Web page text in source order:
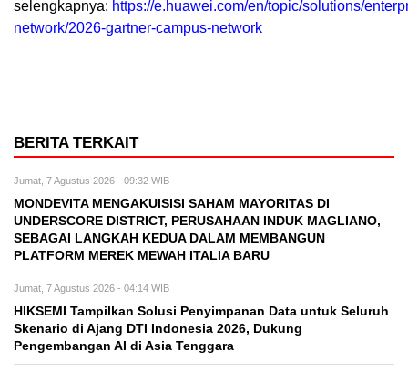
selengkapnya: https://e.huawei.com/en/topic/solutions/
network/2026-gartner-campus-network
BERITA TERKAIT
Jumat, 7 Agustus 2026 - 09:32 WIB
MONDEVITA MENGAKUISISI SAHAM MAYORITAS DI
UNDERSCORE DISTRICT, PERUSAHAAN INDUK MAGLIANO,
SEBAGAI LANGKAH KEDUA DALAM MEMBANGUN
PLATFORM MEREK MEWAH ITALIA BARU
Jumat, 7 Agustus 2026 - 04:14 WIB
HIKSEMI Tampilkan Solusi Penyimpanan Data untuk Seluruh
Skenario di Ajang DTI Indonesia 2026, Dukung
Pengembangan AI di Asia Tenggara